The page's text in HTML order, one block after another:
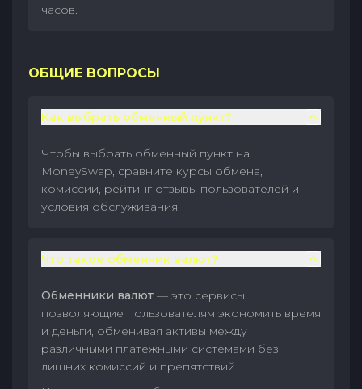
часов.
ОБЩИЕ ВОПРОСЫ
Как выбрать обменный пункт?
Чтобы выбрать обменный пункт на
MoneySwap, сравните курсы обмена,
комиссии, рейтинг отзывы пользователей и
условия обслуживания.
Что такое обменник валют?
Обменники валют — это сервисы,
позволяющие пользователям экономить время
и деньги, обменивая активы между
различными платежными системами без
лишних комиссий и препятствий.